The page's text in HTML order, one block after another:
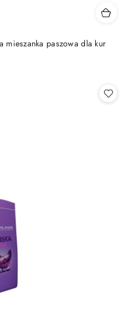
mieszanka paszowa dla kur